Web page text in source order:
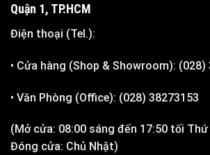
Quận 1, TP.HCM
Điện thoại (Tel.):
• Cửa hàng (Shop & Showroom): (028)
• Văn Phòng (Office): (028) 38273153
(Mở cửa: 08:00 sáng đến 17:50 tối Thứ
Đóng cửa: Chủ Nhật)